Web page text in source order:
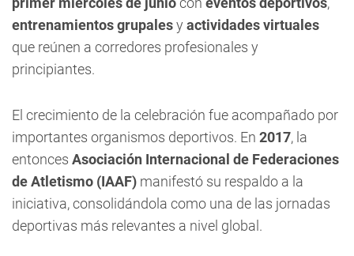
entrenamientos grupalesy actividades virtuales
que reúnen a corredores profesionales y
principiantes.
El crecimiento de la celebración fue acompañado por
importantes organismos deportivos. En 2017, la
entonces Asociación Internacional de Federaciones
de Atletismo (IAAF) manifestó su respaldo a la
iniciativa, consolidándola como una de las jornadas
deportivas más relevantes a nivel global.